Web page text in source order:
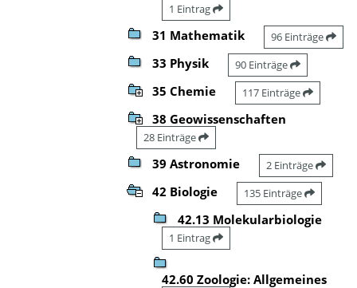
1 Eintrag
31 Mathematik 96 Einträge
33 Physik 90 Einträge
35 Chemie 117 Einträge
38 Geowissenschaften
28 Einträge
39 Astronomie 2 Einträge
42 Biologie 135 Einträge
42.13 Molekularbiologie
1 Eintrag
42.60 Zoologie: Allgemeines